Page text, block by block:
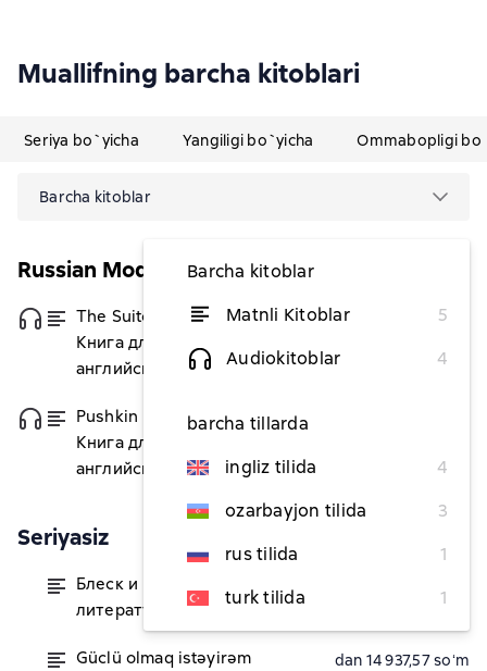
Muallifning barcha kitoblari
Seriya bo`yicha Yangiligi bo`yicha Ommabopligi
Barcha kitoblar
Barcha kitoblar
Matnli Kitoblar
5
Audiokitoblar
4
barcha tillarda
ingliz tilida
4
ozarbayjon tilida
3
rus tilida
1
turk tilida
1
Russian Modern Prose
The Suitcase / Чемодан.
Книга для чтения на
английском языке
dan 43 618,27 soʻm
Pushkin Hills / Заповедник.
Книга для чтения на
английском языке
Seriyasiz
Блеск и нищета русской
литературы (сборник)
Güclü olmaq istəyirəm dan 14 937,57 soʻm